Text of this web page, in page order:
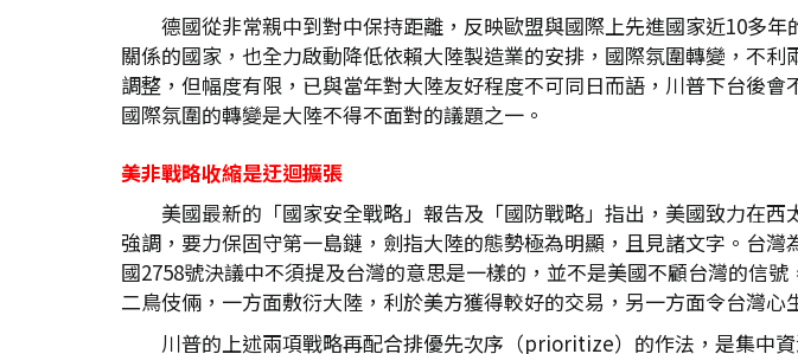
德國從非常親中到對中保持距離，反映歐盟與國際上先進國家近10多
關係的國家，也全力啟動降低依賴大陸製造業的安排，國際氛圍轉變，不
調整，但幅度有限，已與當年對大陸友好程度不可同日而語，川普下台後
國際氛圍的轉變是大陸不得不面對的議題之一。
美非戰略收縮是迂迴擴張
美國最新的「國家安全戰略」報告及「國防戰略」指出，美國致力在
強調，要力保固守第一島鏈，劍指大陸的態勢極為明顯，且見諸文字。台
國2758號決議中不須提及台灣的意思是一樣的，並不是美國不顧台灣的信
二鳥伎倆，一方面敷衍大陸，利於美方獲得較好的交易，另一方面令台灣心
川普的上述兩項戰略再配合排優先次序（prioritize）的作法，是集中